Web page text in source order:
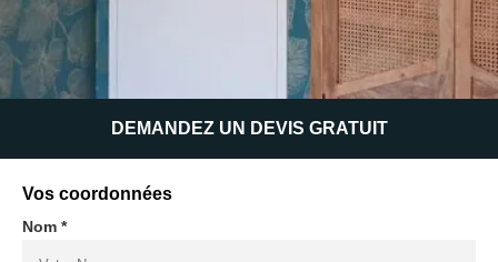
DEMANDEZ UN DEVIS GRATUIT
Vos coordonnées
Nom *